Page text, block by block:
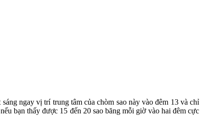
ngay vị trí trung tâm của chòm sao này vào đêm 13 và chỉ
bạn thấy được 15 đến 20 sao băng mỗi giờ vào hai đêm cực